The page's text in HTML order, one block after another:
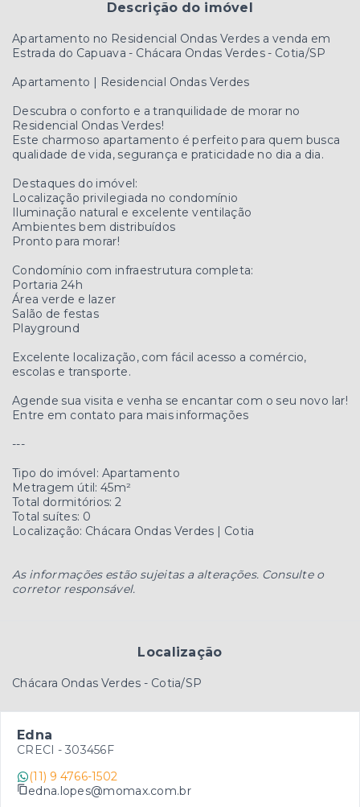
Descrição do imóvel
Apartamento no Residencial Ondas Verdes a venda em
Estrada do Capuava - Chácara Ondas Verdes - Cotia/SP
Apartamento | Residencial Ondas Verdes
Descubra o conforto e a tranquilidade de morar no
Residencial Ondas Verdes!
Este charmoso apartamento é perfeito para quem busca
qualidade de vida, segurança e praticidade no dia a dia.
Destaques do imóvel:
Localização privilegiada no condomínio
Iluminação natural e excelente ventilação
Ambientes bem distribuídos
Pronto para morar!
Condomínio com infraestrutura completa:
Portaria 24h
Área verde e lazer
Salão de festas
Playground
Excelente localização, com fácil acesso a comércio,
escolas e transporte.
Agende sua visita e venha se encantar com o seu novo lar!
Entre em contato para mais informações
---
Tipo do imóvel: Apartamento
Metragem útil: 45m²
Total dormitórios: 2
Total suítes: 0
Localização: Chácara Ondas Verdes | Cotia
As informações estão sujeitas a alterações. Consulte o
corretor responsável.
Localização
Chácara Ondas Verdes - Cotia/SP
Edna
CRECI - 303456F
(11) 9 4766-1502
edna.lopes@momax.com.br